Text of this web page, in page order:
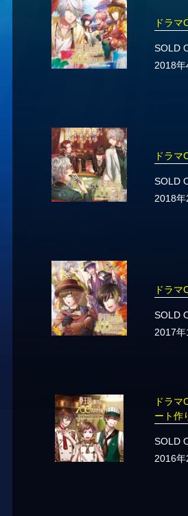
ドラ
SOLD
2018
ドラ
SOLD
2018年
ドラ
SOLD
2017
ドラ
ート作
SOLD
2016